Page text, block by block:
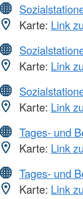
Karte: Link
Karte: Link
Karte: Link
Tages- und
Karte: Link
Tages- und
Karte: Link